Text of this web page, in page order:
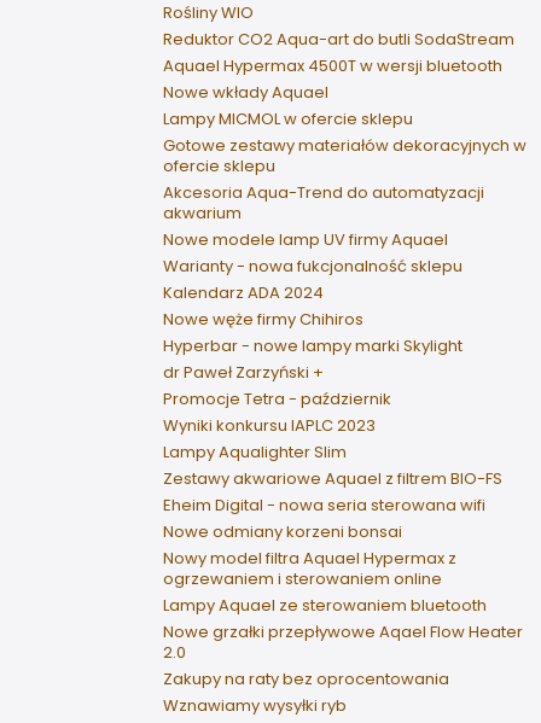
Rośliny WIO
Reduktor CO2 Aqua-art do butli SodaStream
Aquael Hypermax 4500T w wersji bluetooth
Nowe wkłady Aquael
Lampy MICMOL w ofercie sklepu
Gotowe zestawy materiałów dekoracyjnych w
ofercie sklepu
Akcesoria Aqua-Trend do automatyzacji
akwarium
Nowe modele lamp UV firmy Aquael
Warianty - nowa fukcjonalność sklepu
Kalendarz ADA 2024
Nowe węże firmy Chihiros
Hyperbar - nowe lampy marki Skylight
dr Paweł Zarzyński +
Promocje Tetra - październik
Wyniki konkursu IAPLC 2023
Lampy Aqualighter Slim
Zestawy akwariowe Aquael z filtrem BIO-FS
Eheim Digital - nowa seria sterowana wifi
Nowe odmiany korzeni bonsai
Nowy model filtra Aquael Hypermax z
ogrzewaniem i sterowaniem online
Lampy Aquael ze sterowaniem bluetooth
Nowe grzałki przepływowe Aqael Flow Heater
2.0
Zakupy na raty bez oprocentowania
Wznawiamy wysyłki ryb